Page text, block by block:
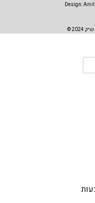
Design:Amit
©